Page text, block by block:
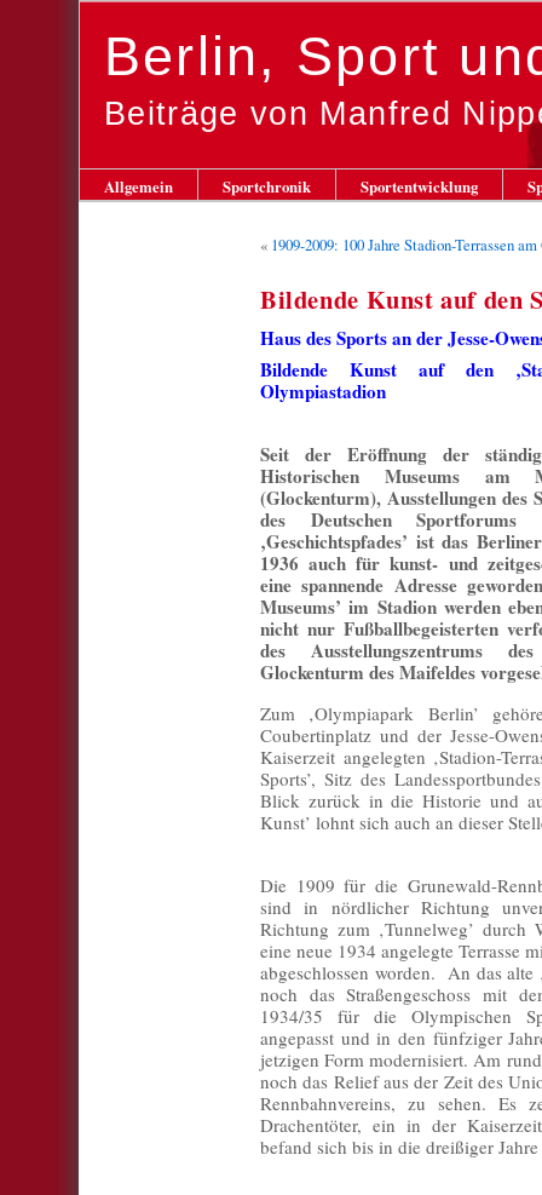
Berlin, Sport
Beiträge von Manfred
Allgemein Sportchronik Sportentwicklung
« 1909-2009: 100 Jahre Stadion-Terrassen
Bildende Kunst auf den
Haus des Sports an der Jesse-
Bildende Kunst auf den
Olympiastadion
Seit der Eröffnung der
Historischen Museums am
(Glockenturm), Ausstellungen
des Deutschen
‚Geschichtspfades’ ist das
1936 auch für kunst- und
eine spannende Adresse
Museums’ im Stadion werden
nicht nur Fußballbegeisterten
des Ausstellungszentrums
Glockenturm des Maifeldes
Zum ‚Olympiapark Berlin’
Coubertinplatz und der Jesse-
Kaiserzeit angelegten ‚Stadion-
Sports’, Sitz des
Blick zurück in die Historie und
Kunst’ lohnt sich auch an dieser
Die 1909 für die Grunewald-
sind in nördlicher Richtung
Richtung zum ‚Tunnelweg’ durch
eine neue 1934 angelegte Terrasse
abgeschlossen worden. An das alte
noch das Straßengeschoss mit
1934/35 für die Olympischen
angepasst und in den fünfziger
jetzigen Form modernisiert. Am
noch das Relief aus der Zeit des
Rennbahnvereins, zu sehen. Es
Drachentöter, ein in der
befand sich bis in die dreißiger Jahre